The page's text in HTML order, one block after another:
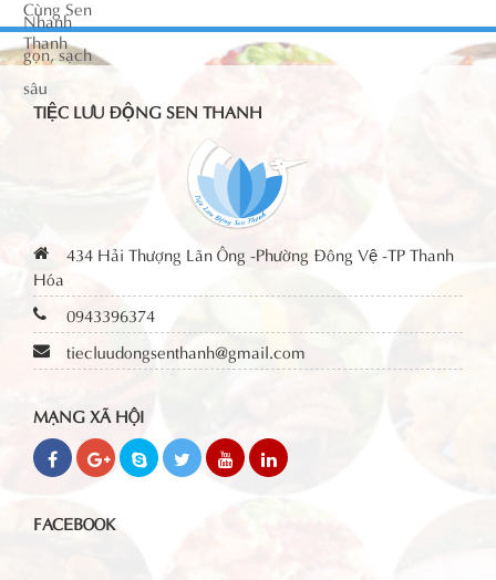
TIỆC LƯU ĐỘNG SEN THANH
434 Hải Thượng Lãn Ông -Phường Đông Vệ -TP Thanh
Hóa
0943396374
tiecluudongsenthanh@gmail.com
MẠNG XÃ HỘI
FACEBOOK